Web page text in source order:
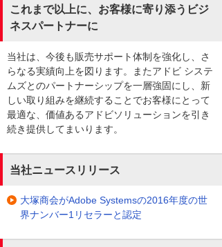
これまで以上に、お客様に寄り添うビジ
ネスパートナーに
当社は、今後も販売サポート体制を強化し、さ
らなる実績向上を図ります。またアドビ システ
ムズとのパートナーシップを一層強固にし、新
しい取り組みを継続することでお客様にとって
最適な、価値あるアドビソリューションを引き
続き提供してまいります。
当社ニュースリリース
大塚商会がAdobe Systemsの2016年度の世
界ナンバー1リセラーと認定